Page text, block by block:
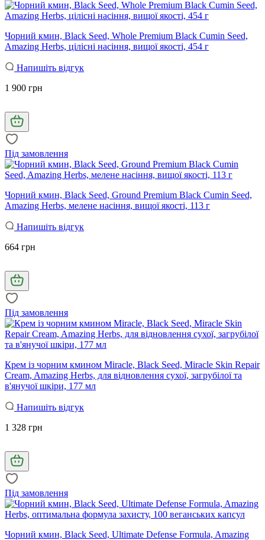
Чорний кмин, Black Seed, Whole Premium Black Cumin Seed,
Amazing Herbs, цілісні насіння, вищої якості, 454 г
Напишіть відгук
1 900 грн
Під замовлення
Чорний кмин, Black Seed, Ground Premium Black Cumin Seed,
Amazing Herbs, мелене насіння, вищої якості, 113 г
Напишіть відгук
664 грн
Під замовлення
Крем із чорним кмином Miracle, Black Seed, Miracle Skin Repair
Cream, Amazing Herbs, для відновлення сухої, загрубілої та
в'янучої шкіри, 177 мл
Напишіть відгук
1 328 грн
Під замовлення
Чорний кмин, Black Seed, Ultimate Defense Formula, Amazing